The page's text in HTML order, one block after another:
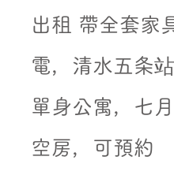
出租 帶全套家
電，清水五条
單身公寓，七
空房，可預約